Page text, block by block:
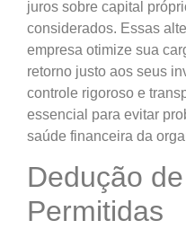
juros sobre capital
considerados. Essas
empresa otimize sua
retorno justo aos seus
controle rigoroso e
essencial para evitar
saúde financeira da
Dedução
Permitidas